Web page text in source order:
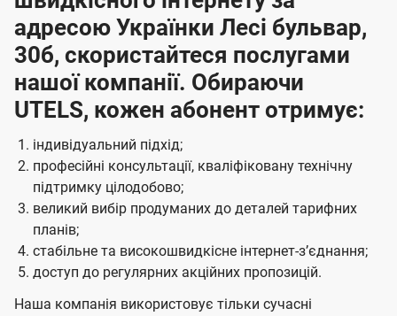
адресою Українки Лесі бульвар,
30б, скористайтеся послугами
нашої компанії. Обираючи
UTELS, кожен абонент отримує:
індивідуальний підхід;
професійні консультації, кваліфіковану технічну
підтримку цілодобово;
великий вибір продуманих до деталей тарифних
планів;
стабільне та високошвидкісне інтернет-зʼєднання;
доступ до регулярних акційних пропозицій.
Наша компанія використовує тільки сучасні